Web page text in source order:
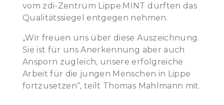
vom zdi-Zentrum Lippe.MINT durften das
Qualitätssiegel entgegen nehmen.
„Wir freuen uns über diese Auszeichnung.
Sie ist für uns Anerkennung aber auch
Ansporn zugleich, unsere erfolgreiche
Arbeit für die jungen Menschen in Lippe
fortzusetzen“, teilt Thomas Mahlmann mit.